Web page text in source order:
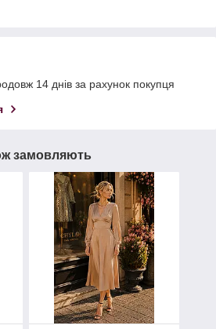
14 днів за рахунок покупця
замовляють